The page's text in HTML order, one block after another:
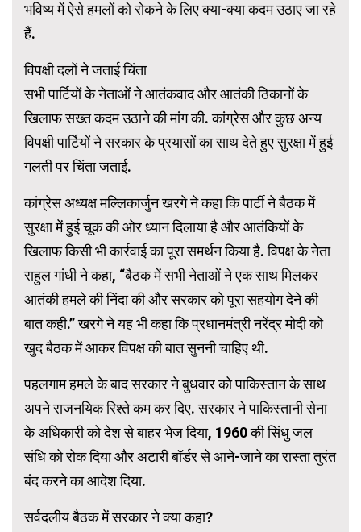
भविष्य में ऐसे हमलों को रोकने के लिए क्या-क्या कदम उठाए जा रहे
हैं.
विपक्षी दलों ने जताई चिंता
सभी पार्टियों के नेताओं ने आतंकवाद और आतंकी ठिकानों के
खिलाफ सख्त कदम उठाने की मांग की. कांग्रेस और कुछ अन्य
विपक्षी पार्टियों ने सरकार के प्रयासों का साथ देते हुए सुरक्षा में हुई
गलती पर चिंता जताई.
कांग्रेस अध्यक्ष मल्लिकार्जुन खरगे ने कहा कि पार्टी ने बैठक में
सुरक्षा में हुई चूक की ओर ध्यान दिलाया है और आतंकियों के
खिलाफ किसी भी कार्रवाई का पूरा समर्थन किया है. विपक्ष के नेता
राहुल गांधी ने कहा, “बैठक में सभी नेताओं ने एक साथ मिलकर
आतंकी हमले की निंदा की और सरकार को पूरा सहयोग देने की
बात कही.” खरगे ने यह भी कहा कि प्रधानमंत्री नरेंद्र मोदी को
खुद बैठक में आकर विपक्ष की बात सुननी चाहिए थी.
पहलगाम हमले के बाद सरकार ने बुधवार को पाकिस्तान के साथ
अपने राजनयिक रिश्ते कम कर दिए. सरकार ने पाकिस्तानी सेना
के अधिकारी को देश से बाहर भेज दिया, 1960 की सिंधु जल
संधि को रोक दिया और अटारी बॉर्डर से आने-जाने का रास्ता तुरंत
बंद करने का आदेश दिया.
सर्वदलीय बैठक में सरकार ने क्या कहा?